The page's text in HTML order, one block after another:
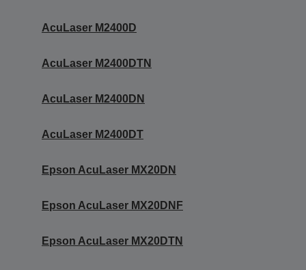
AcuLaser M2400D
AcuLaser M2400DTN
AcuLaser M2400DN
AcuLaser M2400DT
Epson AcuLaser MX20DN
Epson AcuLaser MX20DNF
Epson AcuLaser MX20DTN